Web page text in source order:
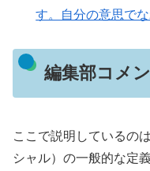
す。自分の意思で
編集部コメ
ここで説明しているの
シャル）の一般的な定